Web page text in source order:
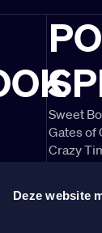
Deze website
Sweet
Gates of
Crazy
Book of